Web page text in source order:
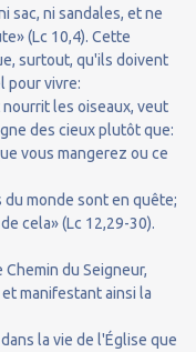
sac, ni sandales, et ne
(Lc 10,4). Cette
surtout, qu'ils doivent
pour vivre:
nourrit les oiseaux, veut
des cieux plutôt que:
vous mangerez ou ce
monde sont en quête;
cela» (Lc 12,29-30).
du Seigneur,
manifestant ainsi la
la vie de l'Église que